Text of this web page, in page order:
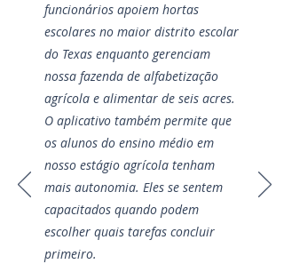
funcionários apoiem hortas
escolares no maior distrito escolar
do Texas enquanto gerenciam
nossa fazenda de alfabetização
agrícola e alimentar de seis acres.
O aplicativo também permite que
os alunos do ensino médio em
nosso estágio agrícola tenham
mais autonomia. Eles se sentem
capacitados quando podem
escolher quais tarefas concluir
primeiro.